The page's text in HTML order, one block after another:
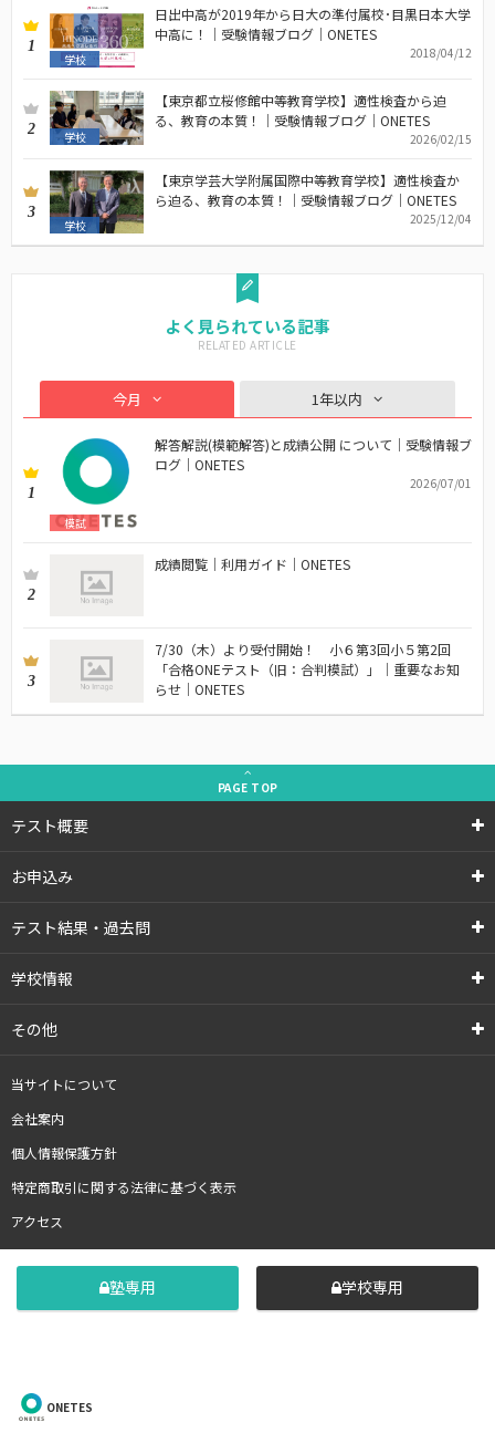
1
学校
日出中高が2019年から日大の準付属校･目黒日本大学
中高に！｜受験情報ブログ｜ONETES
2018/04/12
2 学校
【東京都立桜修館中等教育学校】適性検査から迫
る、教育の本質！｜受験情報ブログ｜ONETES
2026/02/15
3
学校
【東京学芸大学附属国際中等教育学校】適性検査か
ら迫る、教育の本質！｜受験情報ブログ｜ONETES
2025/12/04
よく見られている記事
今月 1年以内
1
模試
解答解説(模範解答)と成績公開 について｜受験情報ブ
ログ｜ONETES
2026/07/01
2
成績閲覧｜利用ガイド｜ONETES
3
7/30（木）より受付開始！ 小６第3回小５第2回
「合格ONEテスト（旧：合判模試）」｜重要なお知
らせ｜ONETES
PAGE TOP
テスト概要
お申込み
テスト結果・過去問
学校情報
その他
当サイトについて
会社案内
個人情報保護方針
特定商取引に関する法律に基づく表示
アクセス
塾専用 学校専用
ONETES